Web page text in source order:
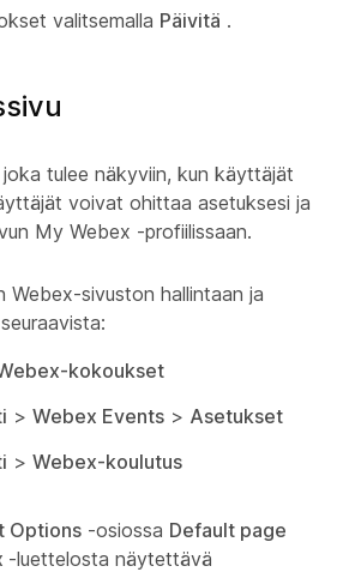
valitsemalla Päivitä .
tulee näkyviin, kun käyttäjät
voivat ohittaa asetuksesi ja
My Webex -profiilissaan.
Webex-sivuston hallintaan ja
kokoukset
> Webex Events > Asetukset
> Webex-koulutus
Options -osiossa Default page
-luettelosta näytettävä